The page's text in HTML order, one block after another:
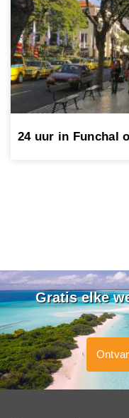
24 uur in Funchal
Gratis elke